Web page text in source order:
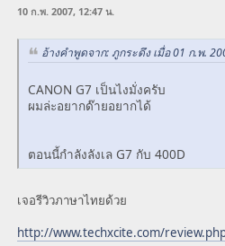
10 ก.พ. 2007, 12:47 น.
อ้างคำพูดจาก: ภูกระดึง เมื่อ 01 ก.พ.
CANON G7 เป็นไงมั่งครับ
ผมล่ะอยากด๊ายอยากได้
ตอนนี้กำลังลังเล G7 กับ 400D
เจอรีวิวภาษาไทยด้วย
http://www.techxcite.com/